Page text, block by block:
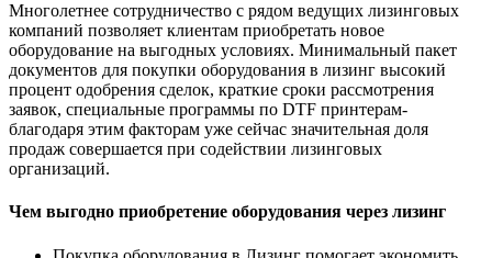
Многолетнее сотрудничество с рядом ведущих лизинговых
компаний позволяет клиентам приобретать новое
оборудование на выгодных условиях. Минимальный пакет
документов для покупки оборудования в лизинг высокий
процент одобрения сделок, краткие сроки рассмотрения
заявок, специальные программы по DTF принтерам-
благодаря этим факторам уже сейчас значительная доля
продаж совершается при содействии лизинговых
организаций.
Чем выгодно приобретение оборудования через лизинг